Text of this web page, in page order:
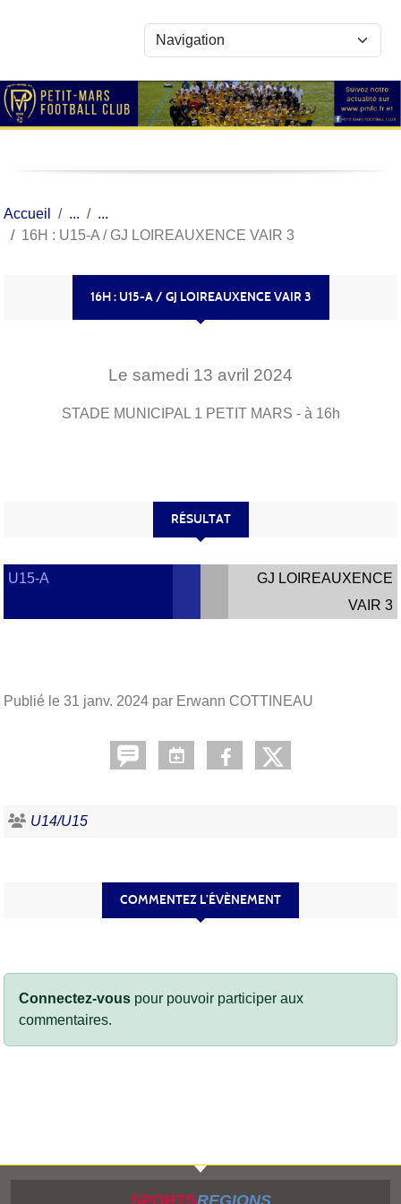
Accueil
16H : U15-A / GJ LOIREAUXENCE VAIR 3
16H : U15-A / GJ LOIREAUXENCE VAIR 3
Le samedi 13 avril 2024
STADE MUNICIPAL 1 PETIT MARS - à 16h
RÉSULTAT
U15-A
GJ LOIREAUXENCE
VAIR 3
Publié le 31 janv. 2024 par Erwann COTTINEAU
U14/U15
COMMENTEZ L’ÉVÈNEMENT
Connectez-vous pour pouvoir participer aux
commentaires.
SPORTSREGIONS